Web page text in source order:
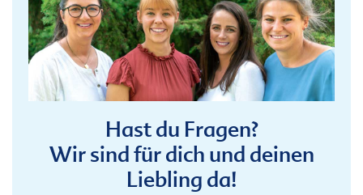
Hast du Fragen?
Wir sind für dich und deinen
Liebling da!